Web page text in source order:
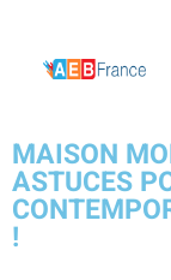
MAISON
ASTUCES
!